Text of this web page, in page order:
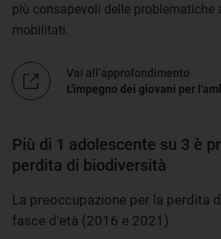
più consapevoli delle problematiche
mobilitati.
Vai all’approfondimento
L'impegno dei giovani per
Più di 1 adolescente su 3 è
perdita di biodiversità
La preoccupazione per la perdita
fasce d'età (2016 e 2021)